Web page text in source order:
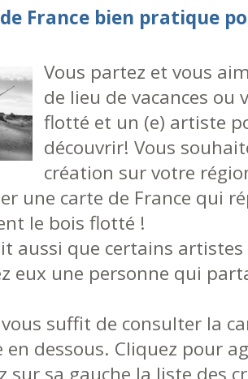
France bien pratique
Vous partez et vous
de lieu de vacances
flotté et un (e) artiste
découvrir! Vous
création sur votre
une carte de France qui
le bois flotté !
aussi que certains
eux une personne qui
suffit de consulter la
dessous. Cliquez pour
sur sa gauche la liste des